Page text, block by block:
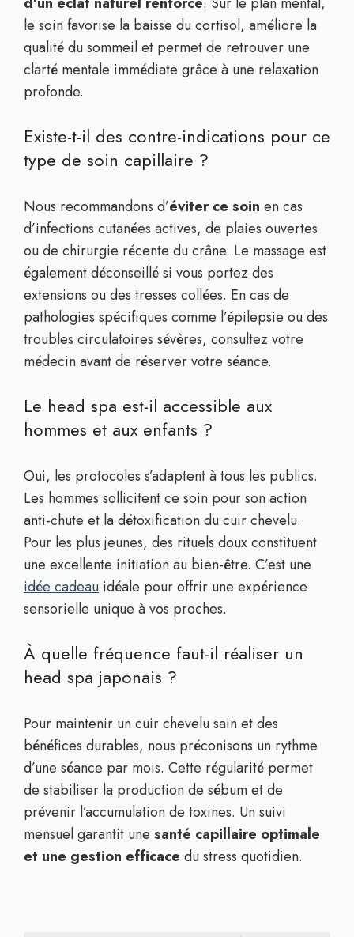
le soin favorise la baisse du cortisol, améliore la
qualité du sommeil et permet de retrouver une
clarté mentale immédiate grâce à une relaxation
profonde.
Existe-t-il des contre-indications pour ce
type de soin capillaire ?
Nous recommandons d’éviter ce soin en cas
d’infections cutanées actives, de plaies ouvertes
ou de chirurgie récente du crâne. Le massage est
également déconseillé si vous portez des
extensions ou des tresses collées. En cas de
pathologies spécifiques comme l’épilepsie ou des
troubles circulatoires sévères, consultez votre
médecin avant de réserver votre séance.
Le head spa est-il accessible aux
hommes et aux enfants ?
Oui, les protocoles s’adaptent à tous les publics.
Les hommes sollicitent ce soin pour son action
anti-chute et la détoxification du cuir chevelu.
Pour les plus jeunes, des rituels doux constituent
une excellente initiation au bien-être. C’est une
idée cadeau idéale pour offrir une expérience
sensorielle unique à vos proches.
À quelle fréquence faut-il réaliser un
head spa japonais ?
Pour maintenir un cuir chevelu sain et des
bénéfices durables, nous préconisons un rythme
d’une séance par mois. Cette régularité permet
de stabiliser la production de sébum et de
prévenir l’accumulation de toxines. Un suivi
mensuel garantit une santé capillaire optimale
et une gestion efficace du stress quotidien.